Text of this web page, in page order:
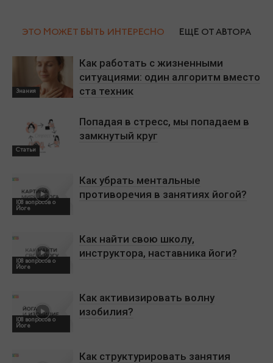
ЭТО МОЖЕТ БЫТЬ ИНТЕРЕСНО ЕЩЕ ОТ АВТОРА
Знания
Как работать с жизненными
ситуациями: один алгоритм вместо
ста техник
Статьи
Попадая в стресс, мы попадаем в
замкнутый круг
108 вопросов о
Йоге
Как убрать ментальные
противоречия в занятиях йогой?
108 вопросов о
Йоге
Как найти свою школу,
инструктора, наставника йоги?
108 вопросов о
Йоге
Как активизировать волну
изобилия?
Как структурировать занятия